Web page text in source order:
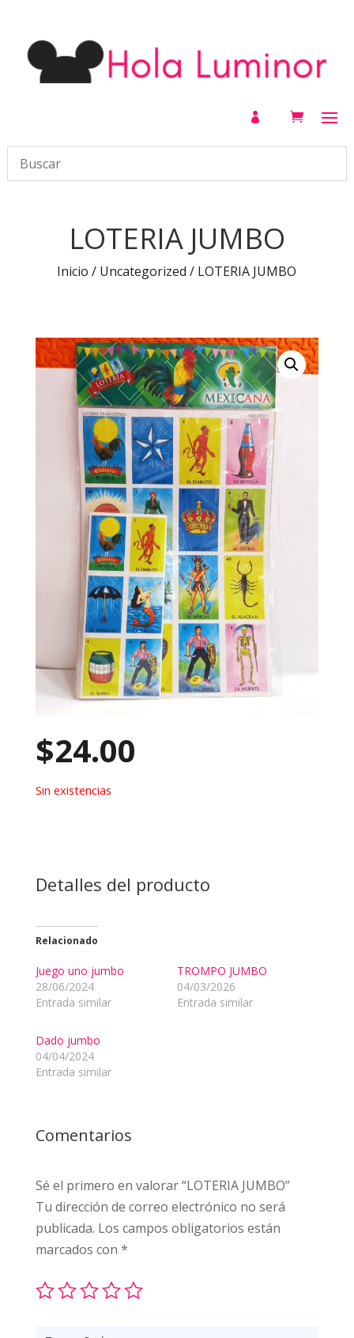

LOTERIA JUMBO
Inicio / Uncategorized / LOTERIA JUMBO
$24.00
Sin existencias
Detalles del producto
Relacionado
Juego uno jumbo
28/06/2024
Entrada similar
TROMPO JUMBO
04/03/2026
Entrada similar
Dado jumbo
04/04/2024
Entrada similar
Comentarios
Sé el primero en valorar “LOTERIA JUMBO”
Tu dirección de correo electrónico no será
publicada. Los campos obligatorios están
marcados con *